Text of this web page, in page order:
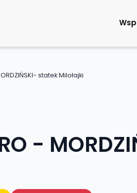
statek Milołajki
-